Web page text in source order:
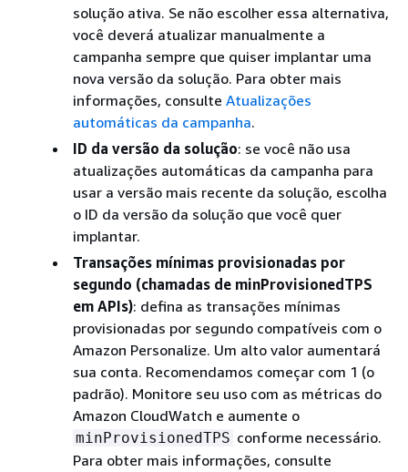
solução ativa. Se não escolher essa alternativa,
você deverá atualizar manualmente a
campanha sempre que quiser implantar uma
nova versão da solução. Para obter mais
informações, consulte Atualizações
automáticas da campanha.
ID da versão da solução: se você não usa
atualizações automáticas da campanha para
usar a versão mais recente da solução, escolha
o ID da versão da solução que você quer
implantar.
Transações mínimas provisionadas por
segundo (chamadas de minProvisionedTPS
em APIs): defina as transações mínimas
provisionadas por segundo compatíveis com o
Amazon Personalize. Um alto valor aumentará
sua conta. Recomendamos começar com 1 (o
padrão). Monitore seu uso com as métricas do
Amazon CloudWatch e aumente o
minProvisionedTPS conforme necessário.
Para obter mais informações, consulte